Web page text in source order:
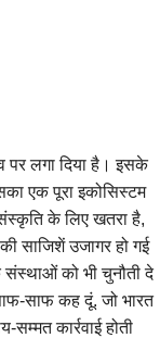
पर लगा दिया है। इसके
एक पूरा इकोसिस्टम
के लिए खतरा है,
साजिशें उजागर हो गई
को भी चुनौती दे
साफ कह दूं. जो भारत
कार्रवाई होती